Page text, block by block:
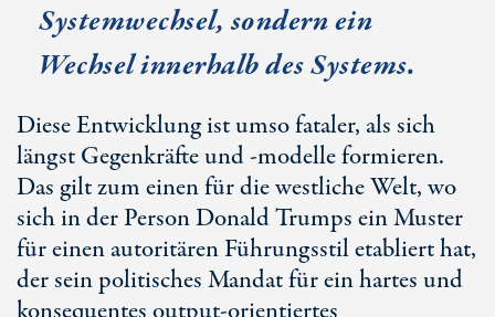
Systemwechsel, sondern ein
Wechsel innerhalb des Systems.
Diese Entwicklung ist umso fataler, als sich
längst Gegenkräfte und-modelleformieren.
Das gilt zum einen für die westliche Welt, wo
sich in der Person Donald Trumps ein Muster
für einen autoritären Führungsstil etabliert hat,
der sein politisches Mandat für ein hartes und